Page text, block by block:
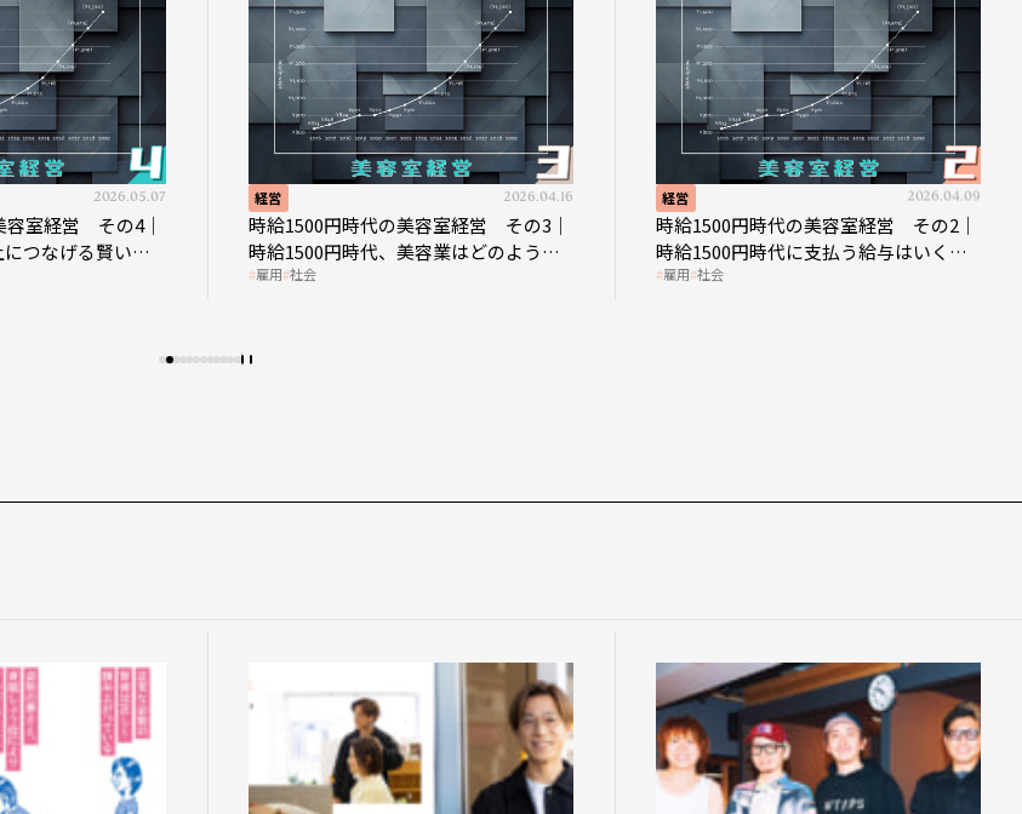
2026.05.07
容室経営 その4｜
つなげる賢い助
経営 2026.04.16
時給1500円時代の美容室経営 その3｜
時給1500円時代、美容業はどのような
影響を受けるのか？
雇用 社会
経営 2026.04.09
時給1500円時代の美容室経営 その2｜
時給1500円時代に支払う給与はいくら
なのか
雇用 社会